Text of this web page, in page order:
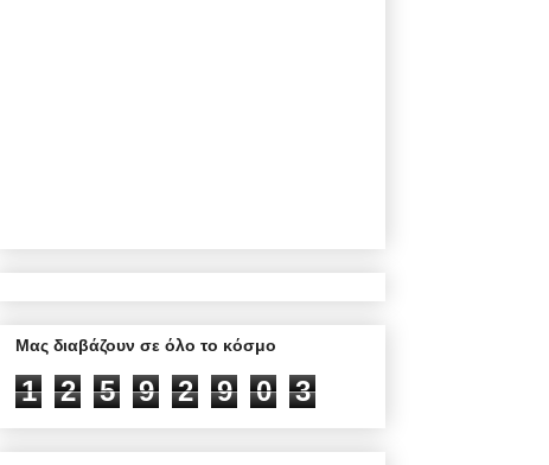
Μας διαβάζουν σε όλο το κόσμο
1 2 5 9 2 9 0 3